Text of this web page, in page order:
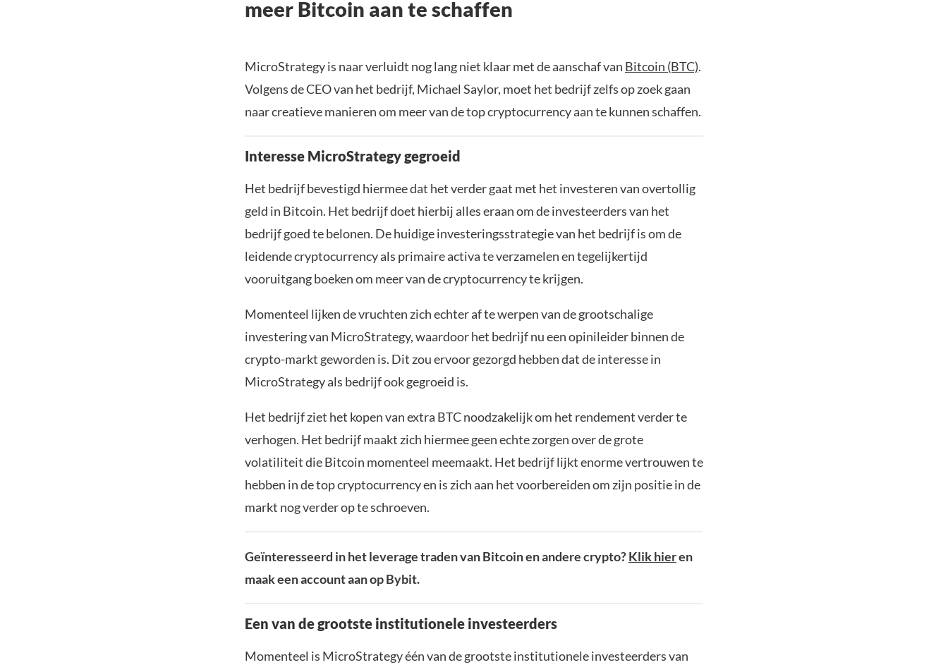
meer Bitcoin aan te schaffen
MicroStrategy is naar verluidt nog lang niet klaar met de aanschaf van Bitcoin (BTC).
Volgens de CEO van het bedrijf, Michael Saylor, moet het bedrijf zelfs op zoek gaan
naar creatieve manieren om meer van de top cryptocurrency aan te kunnen schaffen.
Interesse MicroStrategy gegroeid
Het bedrijf bevestigd hiermee dat het verder gaat met het investeren van overtollig
geld in Bitcoin. Het bedrijf doet hierbij alles eraan om de investeerders van het
bedrijf goed te belonen. De huidige investeringsstrategie van het bedrijf is om de
leidende cryptocurrency als primaire activa te verzamelen en tegelijkertijd
vooruitgang boeken om meer van de cryptocurrency te krijgen.
Momenteel lijken de vruchten zich echter af te werpen van de grootschalige
investering van MicroStrategy, waardoor het bedrijf nu een opinileider binnen de
crypto-markt geworden is. Dit zou ervoor gezorgd hebben dat de interesse in
MicroStrategy als bedrijf ook gegroeid is.
Het bedrijf ziet het kopen van extra BTC noodzakelijk om het rendement verder te
verhogen. Het bedrijf maakt zich hiermee geen echte zorgen over de grote
volatiliteit die Bitcoin momenteel meemaakt. Het bedrijf lijkt enorme vertrouwen te
hebben in de top cryptocurrency en is zich aan het voorbereiden om zijn positie in de
markt nog verder op te schroeven.
Geïnteresseerd in het leverage traden van Bitcoin en andere crypto?Klik hieren
maak een account aan op Bybit.
Een van de grootste institutionele investeerders
Momenteel is MicroStrategy één van de grootste institutionele investeerders van